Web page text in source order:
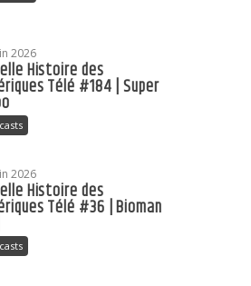
2026
Histoire des
Télé #184 | Super
2026
Histoire des
Télé #36 | Bioman